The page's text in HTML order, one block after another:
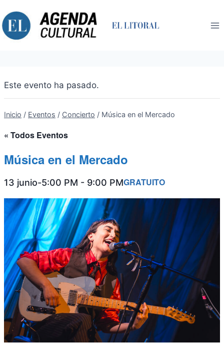
al
contenido
Este evento ha pasado.
Inicio / Eventos / Concierto / Música en el Mercado
« Todos Eventos
Música en el Mercado
13 junio-5:00 PM - 9:00 PMGRATUITO